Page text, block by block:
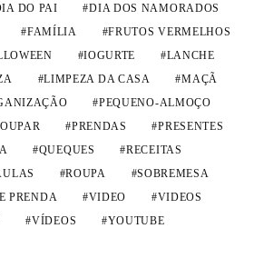
DO PAI
DIA DOS NAMORADOS
FAMÍLIA
FRUTOS VERMELHOS
IOGURTE
LANCHE
LIMPEZA DA CASA
MAÇÃ
PEQUENO-ALMOÇO
PRENDAS
PRESENTES
QUEQUES
RECEITAS
ROUPA
SOBREMESA
PRENDA
VIDEO
VIDEOS
VÍDEOS YOUTUBE